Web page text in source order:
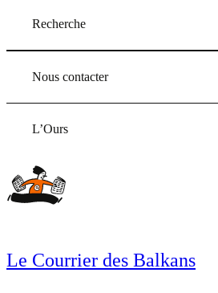
Recherche
Nous contacter
L’Ours
Le Courrier des Balkans